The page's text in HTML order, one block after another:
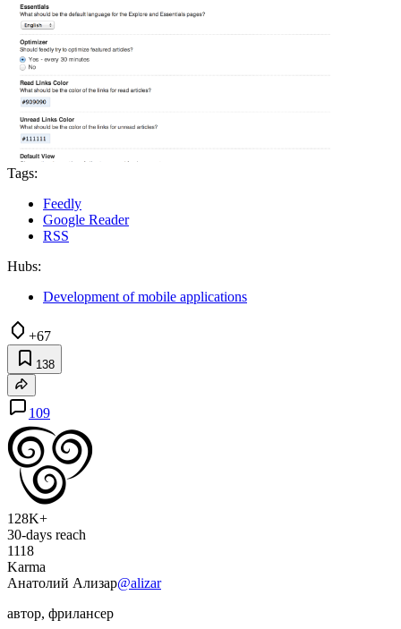
Tags:
Feedly
Google Reader
RSS
Hubs:
Development of mobile applications
+67
138
109
128K+
30-days reach
1118
Karma
Анатолий Ализар@alizar
автор, фрилансер